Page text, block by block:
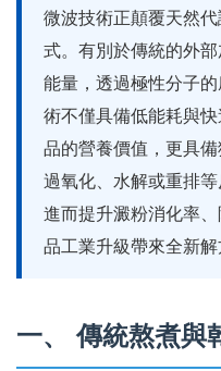
微波技術正顛覆天然
式。有別於傳統的外
能量，透過極性分子
術不僅具備低能耗與
品的營養價值，更具
過氧化、水解或重排
進而提升澱粉消化率
品工業升級帶來全新解
一、 傳統熬煮與